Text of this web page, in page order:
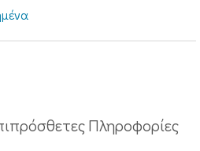
Πληροφορίες